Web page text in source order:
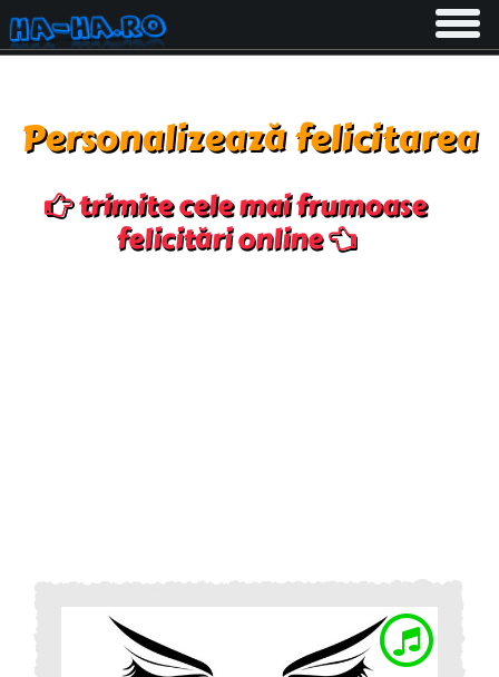
Toggle
Personalizează felicitarea
trimite cele mai frumoase
felicitări online